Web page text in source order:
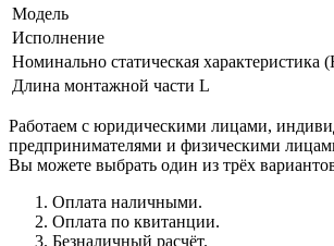
Модель
Исполнение
Номинально статическая
Длина монтажной части L
Работаем с юридическими лицами,
предпринимателями и физическими
Вы можете выбрать один из трёх
Оплата наличными.
Оплата по квитанции.
Безналичный расчёт.